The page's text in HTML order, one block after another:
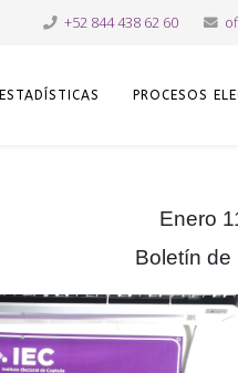
+52 844 438 62 60
ESTADÍSTICAS PROCESOS
Enero
Boletín de